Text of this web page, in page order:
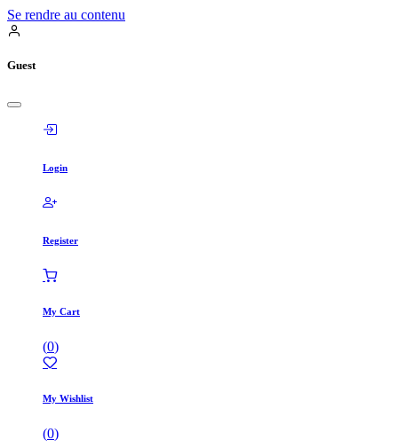
Se rendre au contenu
Guest
Login
Register
My Cart
(0)
My Wishlist
(0)